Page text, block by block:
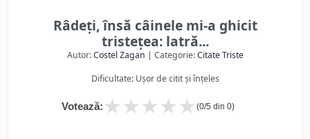
Râdeţi, însă câinele mi-a ghicit
tristeţea: latră...
Autor:Costel Zagan | Categorie:Citate Triste
Dificultate: Ușor de citit și înțeles
Votează: ★
★
★
★
★ (0/5 din 0)